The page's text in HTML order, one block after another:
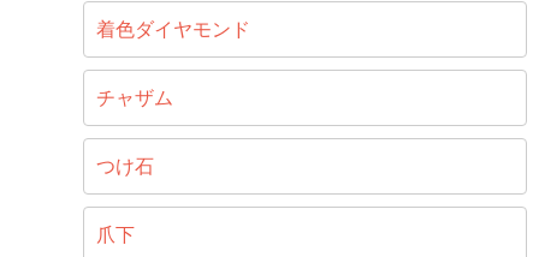
着色ダイヤモンド
チャザム
つけ石
爪下